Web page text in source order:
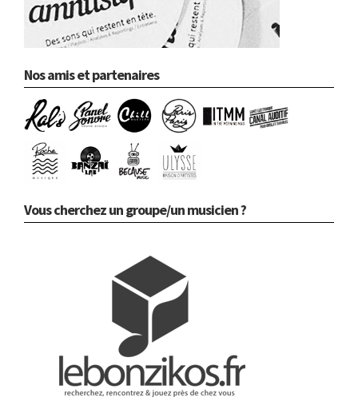
Nos amis et partenaires
Vous cherchez un groupe/un musicien ?